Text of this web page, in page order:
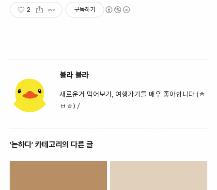
2 구독하기
블라 블라
새로운거 먹어보기, 여행가기를 매우 좋아합니다 (ㅎ
ㅂㅎ) /
'논하다' 카테고리의 다른 글